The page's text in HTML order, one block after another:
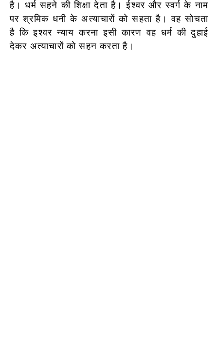
है। धर्म सहने की शिक्षा देता है। ईश्वर और स्वर्ग के नाम
पर श्रमिक धनी के अत्याचारों को सहता है। वह सोचता
है कि इश्वर न्याय करना इसी कारण वह धर्म की दुहाई
देकर अत्याचारों को सहन करता है।